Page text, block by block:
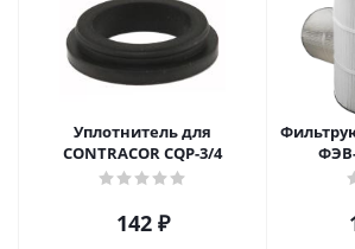
Уплотнитель для
CONTRACOR CQP-3/4
142₽
ФЭВ-